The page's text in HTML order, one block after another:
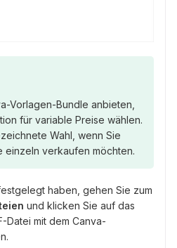
Vorlagen-Bundle anbieten,
für variable Preise wählen.
Wahl, wenn Sie
einzeln verkaufen möchten.
haben, gehen Sie zum
und klicken Sie auf das
Datei mit dem Canva-